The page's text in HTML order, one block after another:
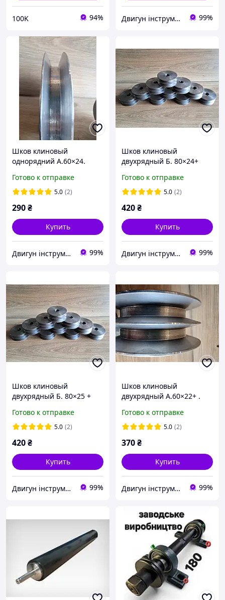
100K 94% Двигун інструмент 99%
Шков клиновый
однорядний А.60×24.
верстатів і обладнання
Готово к отправке
5.0 (2)
290₴
Купить
Двигун інструмент 99%
Шков клиновый
двухрядный Б. 80×24+
Готово к отправке
5.0 (2)
420₴
Купить
Двигун інструмент 99%
Шков клиновый
двухрядный Б. 80×25 +
Готово к отправке
5.0 (2)
420₴
Купить
Двигун інструмент 99%
Шков клиновый
двухрядный А.60×22+ .
электродвигателя,
станков и оборудования
Готово к отправке
5.0 (2)
370₴
Купить
Двигун інструмент 99%